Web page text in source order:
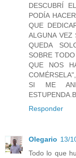
DESCUBRÍ
PODÍA
QUE
ALGUNA VEZ
QUEDA
SOBRE
QUE NOS
SI ME
Responder
Olegario 13/
Todo lo que